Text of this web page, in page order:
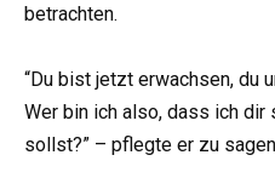
betrachten.
“Du bist jetzt erwachsen, du
Wer bin ich also, dass ich dir
sollst?” – pflegte er zu